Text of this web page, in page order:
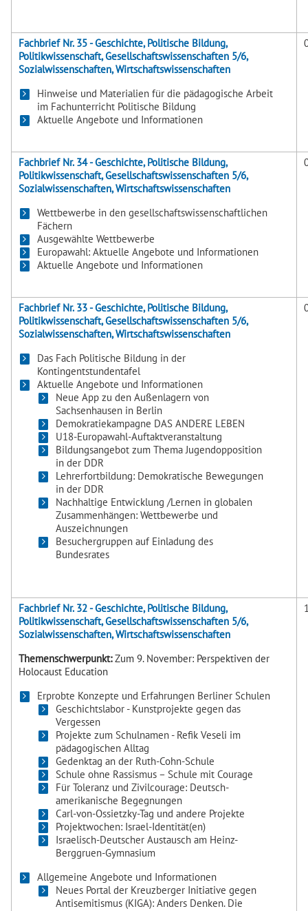
Fachbrief Nr. 35 - Geschichte, Politische Bildung,
Politikwissenschaft, Gesellschaftswissenschaften 5/6,
Sozialwissenschaften, Wirtschaftswissenschaften
Hinweise und Materialien für die pädagogische Arbeit
im Fachunterricht Politische Bildung
Aktuelle Angebote und Informationen
Fachbrief Nr. 34 - Geschichte, Politische Bildung,
Politikwissenschaft, Gesellschaftswissenschaften 5/6,
Sozialwissenschaften, Wirtschaftswissenschaften
Wettbewerbe in den gesellschaftswissenschaftlichen
Fächern
Ausgewählte Wettbewerbe
Europawahl: Aktuelle Angebote und Informationen
Aktuelle Angebote und Informationen
Fachbrief Nr. 33 - Geschichte, Politische Bildung,
Politikwissenschaft, Gesellschaftswissenschaften 5/6,
Sozialwissenschaften, Wirtschaftswissenschaften
Das Fach Politische Bildung in der
Kontingentstundentafel
Aktuelle Angebote und Informationen
Neue App zu den Außenlagern von
Sachsenhausen in Berlin
Demokratiekampagne DAS ANDERE LEBEN
U18-Europawahl-Auftaktveranstaltung
Bildungsangebot zum Thema Jugendopposition
in der DDR
Lehrerfortbildung: Demokratische Bewegungen
in der DDR
Nachhaltige Entwicklung /Lernen in globalen
Zusammenhängen: Wettbewerbe und
Auszeichnungen
Besuchergruppen auf Einladung des
Bundesrates
Fachbrief Nr. 32 - Geschichte, Politische Bildung,
Politikwissenschaft, Gesellschaftswissenschaften 5/6,
Sozialwissenschaften, Wirtschaftswissenschaften
Themenschwerpunkt:Zum 9. November: Perspektiven der
Holocaust Education
Erprobte Konzepte und Erfahrungen Berliner Schulen
Geschichtslabor - Kunstprojekte gegen das
Vergessen
Projekte zum Schulnamen - Refik Veseli im
pädagogischen Alltag
Gedenktag an der Ruth-Cohn-Schule
Schule ohne Rassismus – Schule mit Courage
Für Toleranz und Zivilcourage: Deutsch-
amerikanische Begegnungen
Carl-von-Ossietzky-Tag und andere Projekte
Projektwochen: Israel-Identität(en)
Israelisch-Deutscher Austausch am Heinz-
Berggruen-Gymnasium
Allgemeine Angebote und Informationen
Neues Portal der Kreuzberger Initiative gegen
Antisemitismus (KIGA): Anders Denken. Die